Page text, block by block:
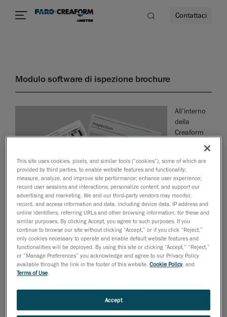
Contattaci
Modulo software di ispezione brochure
All’interno
della
Creaform
Metrology
Ispezione è
un modulo
software
potente e
completo
che consente ai tecnici di controllo qualità e garanzia di qualità
di eseguire ispezioni e generare rapporti basati su requisiti
tecnici rigorosi. La soluzione software più flessibile, completa e
facile da usare per l’ispezione di parti.
Scarica brochure
This site uses cookies, pixels, and similar tools (“cookies”), some of which are
provided by third parties, to enable website features and functionality;
measure, analyze, and improve site performance; enhance user experience;
record user sessions and interactions; personalize content; and support our
advertising and marketing. We and our third-party vendors may monitor,
record, and access information and data, including device data, IP address and
online identifiers, referring URLs and other browsing information, for these and
similar purposes. By clicking Accept, you agree to such purposes. If you
continue to browse our site without clicking “Accept,” or if you click “Reject,”
only cookies necessary to operate and enable default website features and
functionalities will be deployed. By using this site or clicking “Accept,” “Reject,”
or “Manage Preferences” you acknowledge and agree to our Privacy Policy
available through the link in the footer of this website,Cookie Policy, and
Terms of Use.
Accept